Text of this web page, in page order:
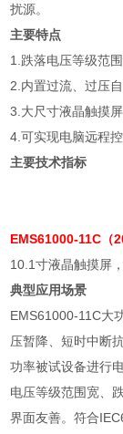
扰源。
主要特点
1. 跌落电压等级范
2. 内置过流、过压
3. 大尺寸液晶触摸
4.可实现电脑远程
主要技术指标
EMS61000-11C（
10.1寸液晶触摸屏
典型应用场景
EMS61000-11C大
压暂降、短时中断
功率被试设备进行
电压等级范围宽、
界面友善。符合